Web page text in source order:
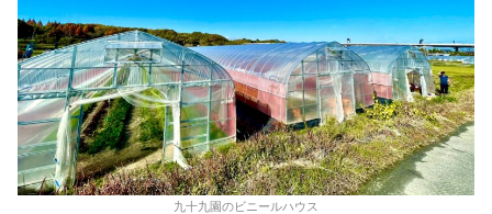
九十九園のビニールハウス